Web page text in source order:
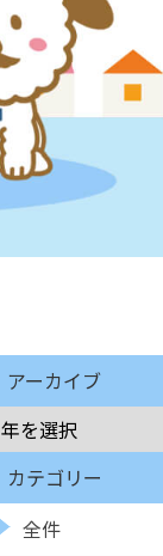
アーカイブ
カテゴリー
全件